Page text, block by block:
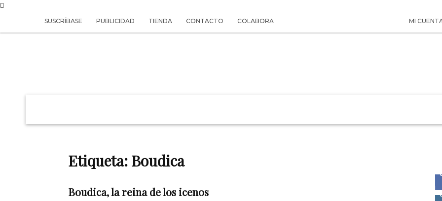
SUSCRÍBASE PUBLICIDAD TIENDA CONTACTO COLABORA MI
Etiqueta: Boudica
Boudica, la reina de los icenos
0
0